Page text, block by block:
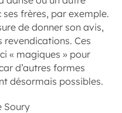
frères, par exemple.
de donner son avis,
revendications. Ces
« magiques » pour
d’autres formes
désormais possibles.
Soury